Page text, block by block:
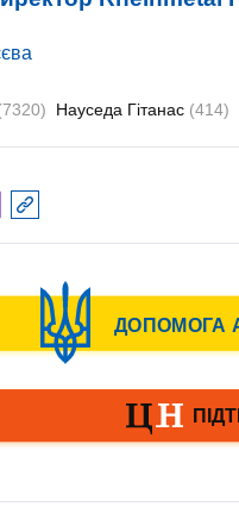
Науседа Гітанас (414)